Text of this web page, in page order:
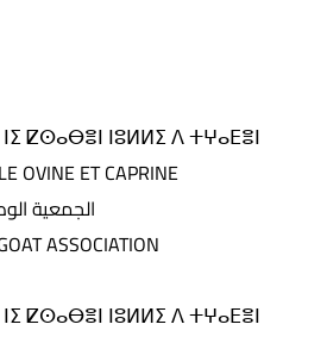
ⵇⵙⴰⴱⴻⵏ ⵏⵓⵍⵍⵉ ⴷ ⵜⵖⴰⴹⴻⵏ
OVINE ET CAPRINE
الجمعية
ASSOCIATION
ⵇⵙⴰⴱⴻⵏ ⵏⵓⵍⵍⵉ ⴷ ⵜⵖⴰⴹⴻⵏ